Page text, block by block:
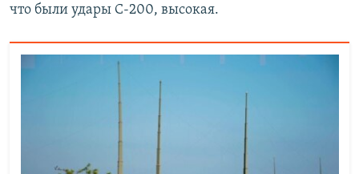
что были удары С-200, высокая.